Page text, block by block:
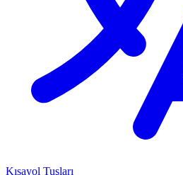
Kısayol Tuşları